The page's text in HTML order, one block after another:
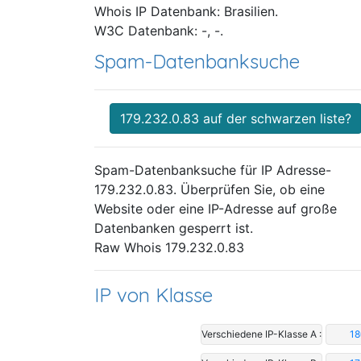
Whois IP Datenbank: Brasilien.
W3C Datenbank: -, -.
Spam-Datenbanksuche
179.232.0.83 auf der schwarzen liste?
Spam-Datenbanksuche für IP Adresse-
179.232.0.83. Überprüfen Sie, ob eine
Website oder eine IP-Adresse auf große
Datenbanken gesperrt ist.
Raw Whois 179.232.0.83
IP von Klasse
Verschiedene IP-Klasse A :